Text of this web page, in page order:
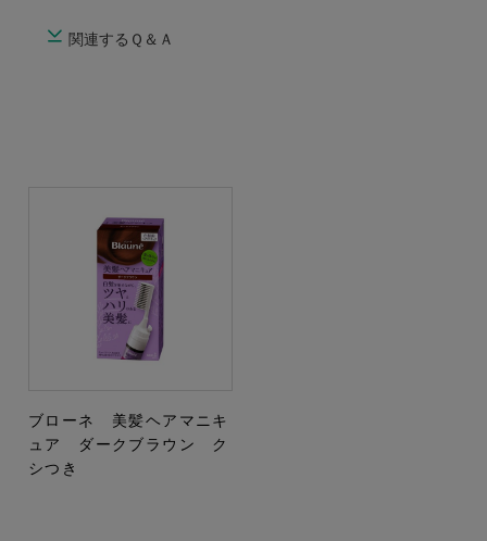
関連するＱ＆Ａ
ブローネ 美髪ヘアマニキ
ュア ダークブラウン ク
シつき